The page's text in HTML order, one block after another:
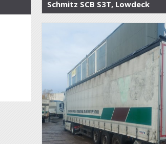
Schmitz SCB S3T, Lowdeck